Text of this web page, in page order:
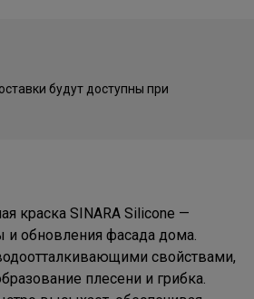
будут доступны при
краска SINARA Silicone —
и обновления фасада дома.
свойствами,
плесени и грибка.